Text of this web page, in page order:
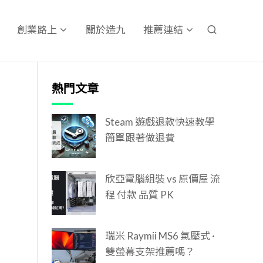
創業路上 關於造九 推薦連結
熱門文章
Steam 遊戲退款快速教學
簡單跟著做退費
欣亞電腦組裝 vs 原價屋 流
程 付款 品質 PK
瑞米 Raymii MS6 氣壓式 ·
雙螢幕支架推薦嗎？